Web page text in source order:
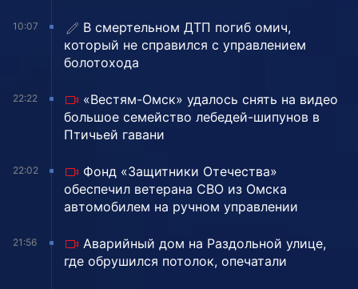
10:07
В смертельном ДТП погиб омич,
который не справился с управлением
болотохода
22:22
«Вестям-Омск» удалось снять на видео
большое семейство лебедей-шипунов в
Птичьей гавани
22:02
Фонд «Защитники Отечества»
обеспечил ветерана СВО из Омска
автомобилем на ручном управлении
21:56
Аварийный дом на Раздольной улице,
где обрушился потолок, опечатали